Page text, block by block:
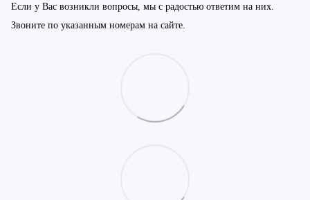
Если у Вас возникли вопросы, мы с радостью ответим на них.
Звоните по указанным номерам на сайте.